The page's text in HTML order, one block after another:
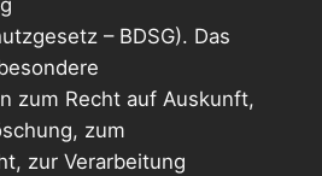
– BDSG). Das
zum Recht auf Auskunft,
zum
zur Verarbeitung